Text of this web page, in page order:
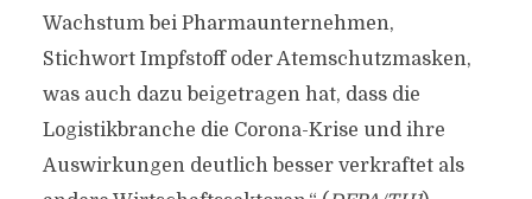
Wachstum bei Pharmaunternehmen,
Stichwort Impfstoff oder Atemschutzmasken,
was auch dazu beigetragen hat, dass die
Logistikbranche die Corona-Krise und ihre
Auswirkungen deutlich besser verkraftet als